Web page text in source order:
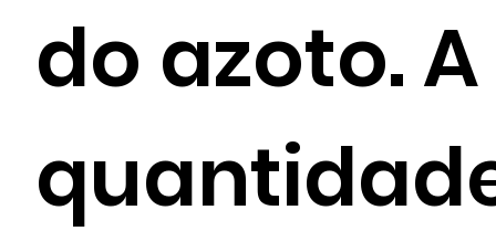
do azoto. A